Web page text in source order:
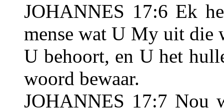
JOHANNES 17:6 Ek
mense wat U My uit die
U behoort, en U het
woord bewaar.
JOHANNES 17:7 Nou